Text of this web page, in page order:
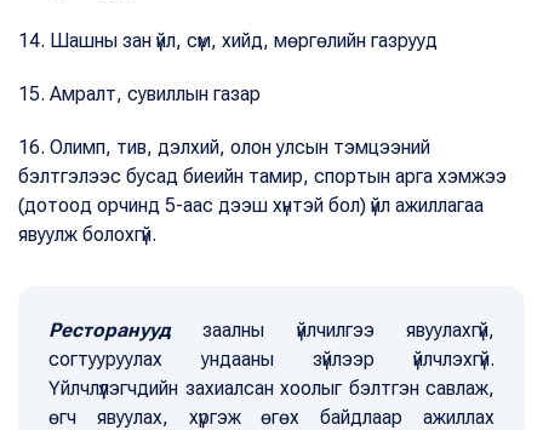
14. Шашны зан үйл, сүм, хийд, мөргөлийн газрууд
15. Амралт, сувиллын газар
16. Олимп, тив, дэлхий, олон улсын тэмцээний
бэлтгэлээс бусад биеийн тамир, спортын арга хэмжээ
(дотоод орчинд 5-аас дээш хүнтэй бол) үйл ажиллагаа
явуулж болохгүй.
Ресторануудзаалны үйлчилгээ явуулахгүй,
согтууруулах ундааны зүйлээр үйлчлэхгүй.
Үйлчлүүлэгчдийн захиалсан хоолыг бэлтгэн савлаж,
өгч явуулах, хүргэж өгөх байдлаар ажиллах